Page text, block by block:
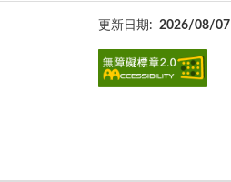
更新日期: 2026/08/07